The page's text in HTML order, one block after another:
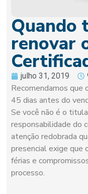
Quando
renovar
julho 31, 2019
Recomendamos que
45 dias antes do
Se você não é o
responsabilidade do
atenção redobrada
presencial exige
férias e
processo.